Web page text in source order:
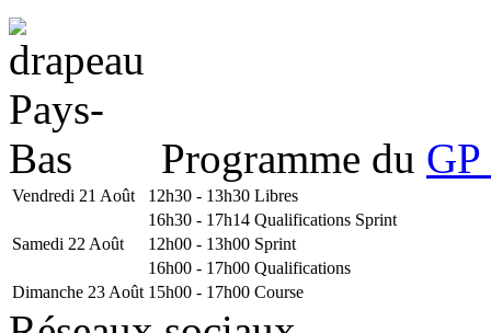
Programme du
Vendredi 21 Août 12h30 - 13h30 Libres
16h30 - 17h14 Qualifications Sprint
Samedi 22 Août
12h00 - 13h00 Sprint
16h00 - 17h00 Qualifications
Dimanche 23 Août 15h00 - 17h00 Course